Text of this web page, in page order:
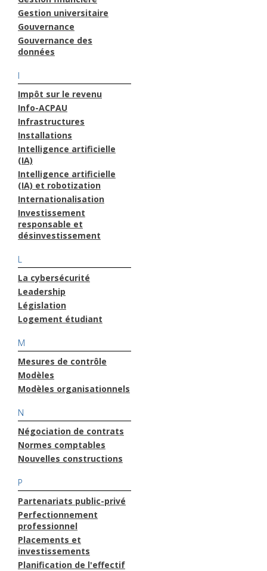
Gestion universitaire
Gouvernance
Gouvernance des
données
I
Impôt sur le revenu
Info-ACPAU
Infrastructures
Installations
Intelligence artificielle
(IA)
Intelligence artificielle
(IA) et robotization
Internationalisation
Investissement
responsable et
désinvestissement
L
La cybersécurité
Leadership
Législation
Logement étudiant
M
Mesures de contrôle
Modèles
Modèles organisationnels
N
Négociation de contrats
Normes comptables
Nouvelles constructions
P
Partenariats public-privé
Perfectionnement
professionnel
Placements et
investissements
Planification de l'effectif